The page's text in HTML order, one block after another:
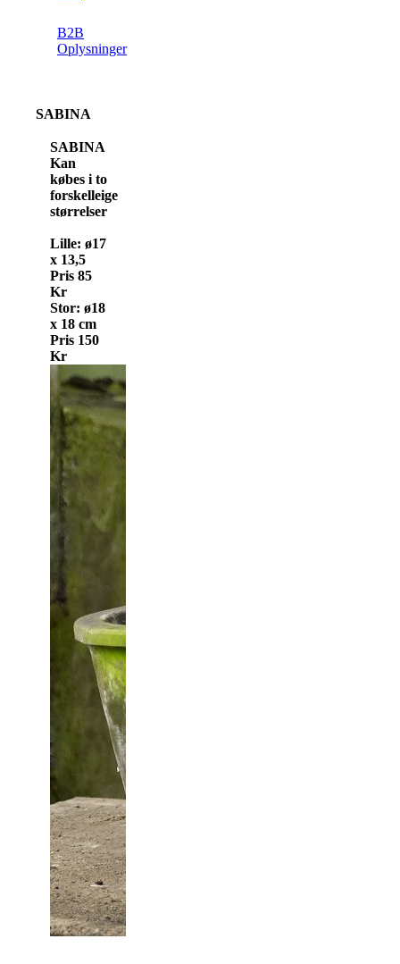
B2B
Oplysninger
SABINA
SABINA
Kan
købes i to
forskelleige
størrelser
Lille: ø17
x 13,5
Pris 85
Kr
Stor: ø18
x 18 cm
Pris 150
Kr